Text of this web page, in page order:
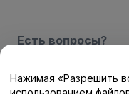
Есть вопросы?
Центр
Нажимая «Разрешить